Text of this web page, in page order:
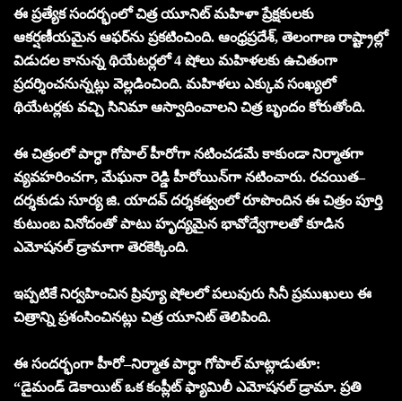
ఈ ప్రత్యేక సందర్భంలో చిత్ర యూనిట్ మహిళా ప్రేక్షకులకు
ఆకర్షణీయమైన ఆఫర్‌ను ప్రకటించింది. ఆంధ్రప్రదేశ్‌, తెలంగాణ రాష్ట్రాల్లో
విడుదల కానున్న థియేటర్లలో 4 షోలు మహిళలకు ఉచితంగా
ప్రదర్శించనున్నట్లు వెల్లడించింది. మహిళలు ఎక్కువ సంఖ్యలో
థియేటర్లకు వచ్చి సినిమా ఆస్వాదించాలని చిత్ర బృందం కోరుతోంది.
ఈ చిత్రంలో పార్ధా గోపాల్ హీరోగా నటించడమే కాకుండా నిర్మాతగా
వ్యవహరించగా, మేఘనా రెడ్డి హీరోయిన్‌గా నటించారు. రచయిత–
దర్శకుడు సూర్య జి. యాదవ్ దర్శకత్వంలో రూపొందిన ఈ చిత్రం పూర్తి
కుటుంబ వినోదంతో పాటు హృద్యమైన భావోద్వేగాలతో కూడిన
ఎమోషనల్ డ్రామాగా తెరకెక్కింది.
ఇప్పటికే నిర్వహించిన ప్రివ్యూ షోలలో పలువురు సినీ ప్రముఖులు ఈ
చిత్రాన్ని ప్రశంసించినట్లు చిత్ర యూనిట్ తెలిపింది.
ఈ సందర్భంగా హీరో–నిర్మాత పార్ధా గోపాల్ మాట్లాడుతూ:
“డైమండ్ డెకాయిట్ ఒక కంప్లీట్ ఫ్యామిలీ ఎమోషనల్ డ్రామా. ప్రతి